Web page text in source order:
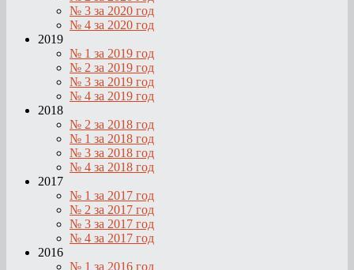
№ 3 за 2020 год
№ 4 за 2020 год
2019
№ 1 за 2019 год
№ 2 за 2019 год
№ 3 за 2019 год
№ 4 за 2019 год
2018
№ 2 за 2018 год
№ 1 за 2018 год
№ 3 за 2018 год
№ 4 за 2018 год
2017
№ 1 за 2017 год
№ 2 за 2017 год
№ 3 за 2017 год
№ 4 за 2017 год
2016
№ 1 за 2016 год